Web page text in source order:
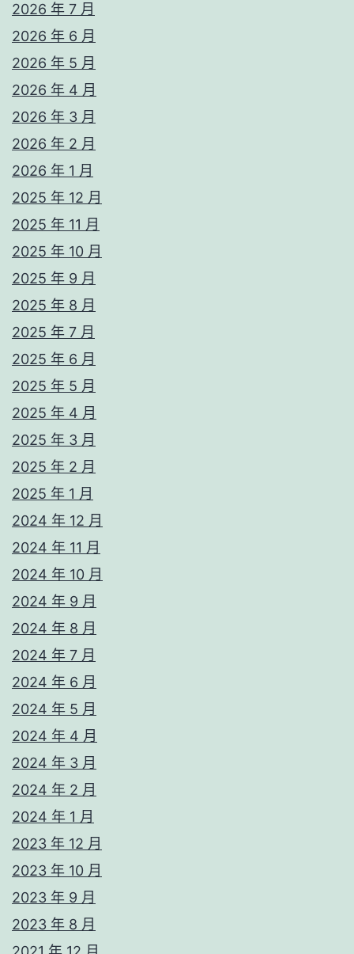
2026 年 7 月
2026 年 6 月
2026 年 5 月
2026 年 4 月
2026 年 3 月
2026 年 2 月
2026 年 1 月
2025 年 12 月
2025 年 11 月
2025 年 10 月
2025 年 9 月
2025 年 8 月
2025 年 7 月
2025 年 6 月
2025 年 5 月
2025 年 4 月
2025 年 3 月
2025 年 2 月
2025 年 1 月
2024 年 12 月
2024 年 11 月
2024 年 10 月
2024 年 9 月
2024 年 8 月
2024 年 7 月
2024 年 6 月
2024 年 5 月
2024 年 4 月
2024 年 3 月
2024 年 2 月
2024 年 1 月
2023 年 12 月
2023 年 10 月
2023 年 9 月
2023 年 8 月